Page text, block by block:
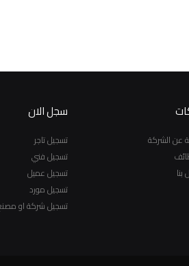
عن الشركة
سجل الان
تسجيل تاجر
تسجيل فني
تسجيل عميل
تسجيل مورد
تسجيل شركة او